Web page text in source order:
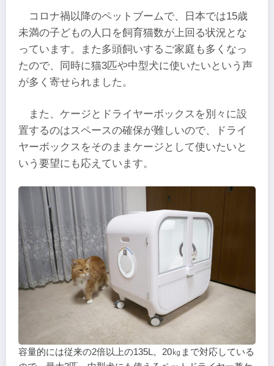
コロナ禍以降のペットブームで、日本では15歳
未満の子どもの人口を飼育猫数が上回る状況とな
っています。また多頭飼いするご家庭も多くなっ
たので、同時に猫3匹や中型犬に使いたいという声
が多く寄せられました。
また、ケージとドライヤーボックスを別々に設
置するのはスペースの確保が難しいので、ドライ
ヤーボックスをそのままケージとして使いたいと
いう要望にも応えています。
容量的には従来の2倍以上の135L。20㎏まで対応している